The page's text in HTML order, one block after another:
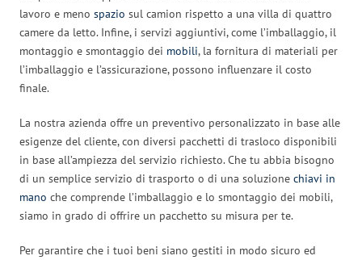
lavoro e meno spazio sul camion rispetto a una villa di quattro
camere da letto. Infine, i servizi aggiuntivi, come l’imballaggio, il
montaggio e smontaggio dei mobili, la fornitura di materiali per
l’imballaggio e l’assicurazione, possono influenzare il costo
finale.
La nostra azienda offre un preventivo personalizzato in base alle
esigenze del cliente, con diversi pacchetti di trasloco disponibili
in base all’ampiezza del servizio richiesto. Che tu abbia bisogno
di un semplice servizio di trasporto o di una soluzione chiavi in
mano che comprende l’imballaggio e lo smontaggio dei mobili,
siamo in grado di offrire un pacchetto su misura per te.
Per garantire che i tuoi beni siano gestiti in modo sicuro ed